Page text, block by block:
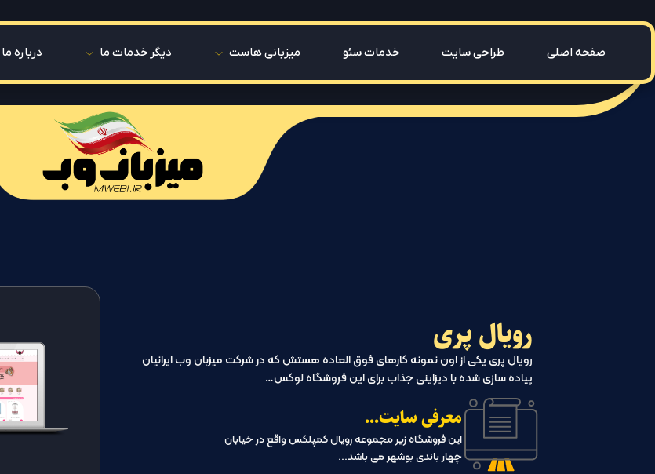
صفحه اصلی طراحی سایت خدمات سئو میزبانی هاست دیگر خدمات ما درباره ما
رویال پری
رویال پری یکی از اون نمونه کارهای فوق العاده هستش که در شرکت میزبان وب ایرانیان
پیاده سازی شده با دیزاینی جذاب برای این فروشگاه لوکس…
معرفی سایت...
این فروشگاه زیر مجموعه رویال کمپلکس واقع در خیابان
چهار باندی بوشهر می باشد...